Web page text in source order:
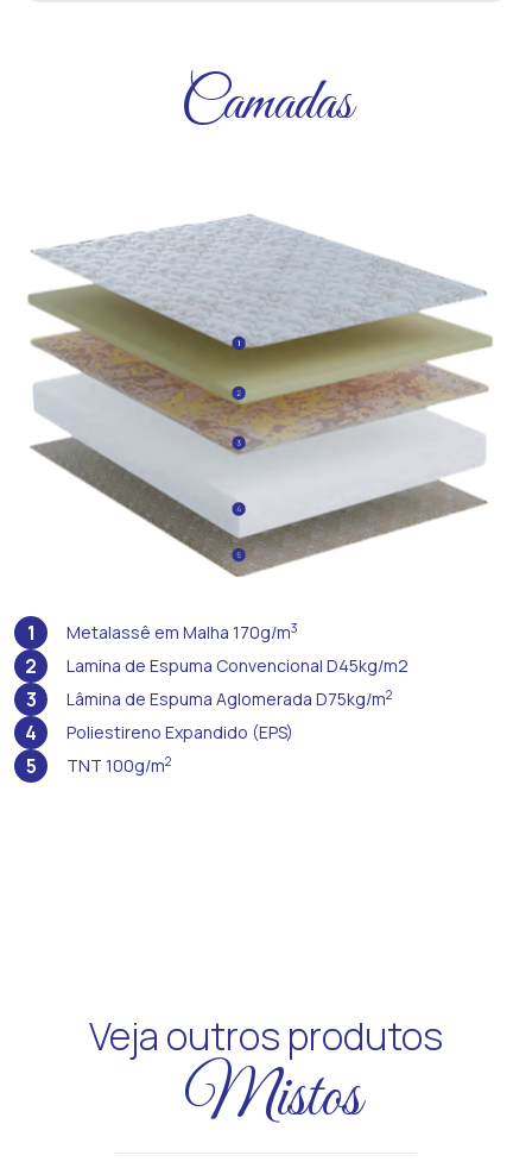
Camadas
1 Metalassê em Malha 170g/m3
2 Lamina de Espuma Convencional D45kg/m2
3 Lâmina de Espuma Aglomerada D75kg/m2
4 Poliestireno Expandido (EPS)
5 TNT 100g/m2
Veja outros produtos
Mistos